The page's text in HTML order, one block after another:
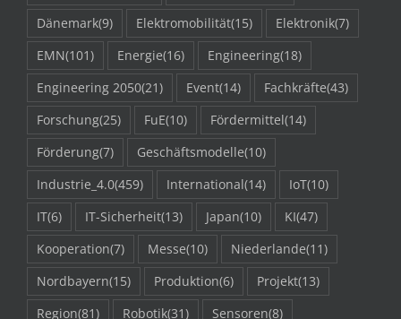
Dänemark(9) Elektromobilität(15) Elektronik(7)
EMN(101) Energie(16) Engineering(18)
Engineering 2050(21) Event(14) Fachkräfte(43)
Forschung(25) FuE(10) Fördermittel(14)
Förderung(7) Geschäftsmodelle(10)
Industrie_4.0(459) International(14) IoT(10)
IT(6) IT-Sicherheit(13) Japan(10) KI(47)
Kooperation(7) Messe(10) Niederlande(11)
Nordbayern(15) Produktion(6) Projekt(13)
Region(81) Robotik(31) Sensoren(8)